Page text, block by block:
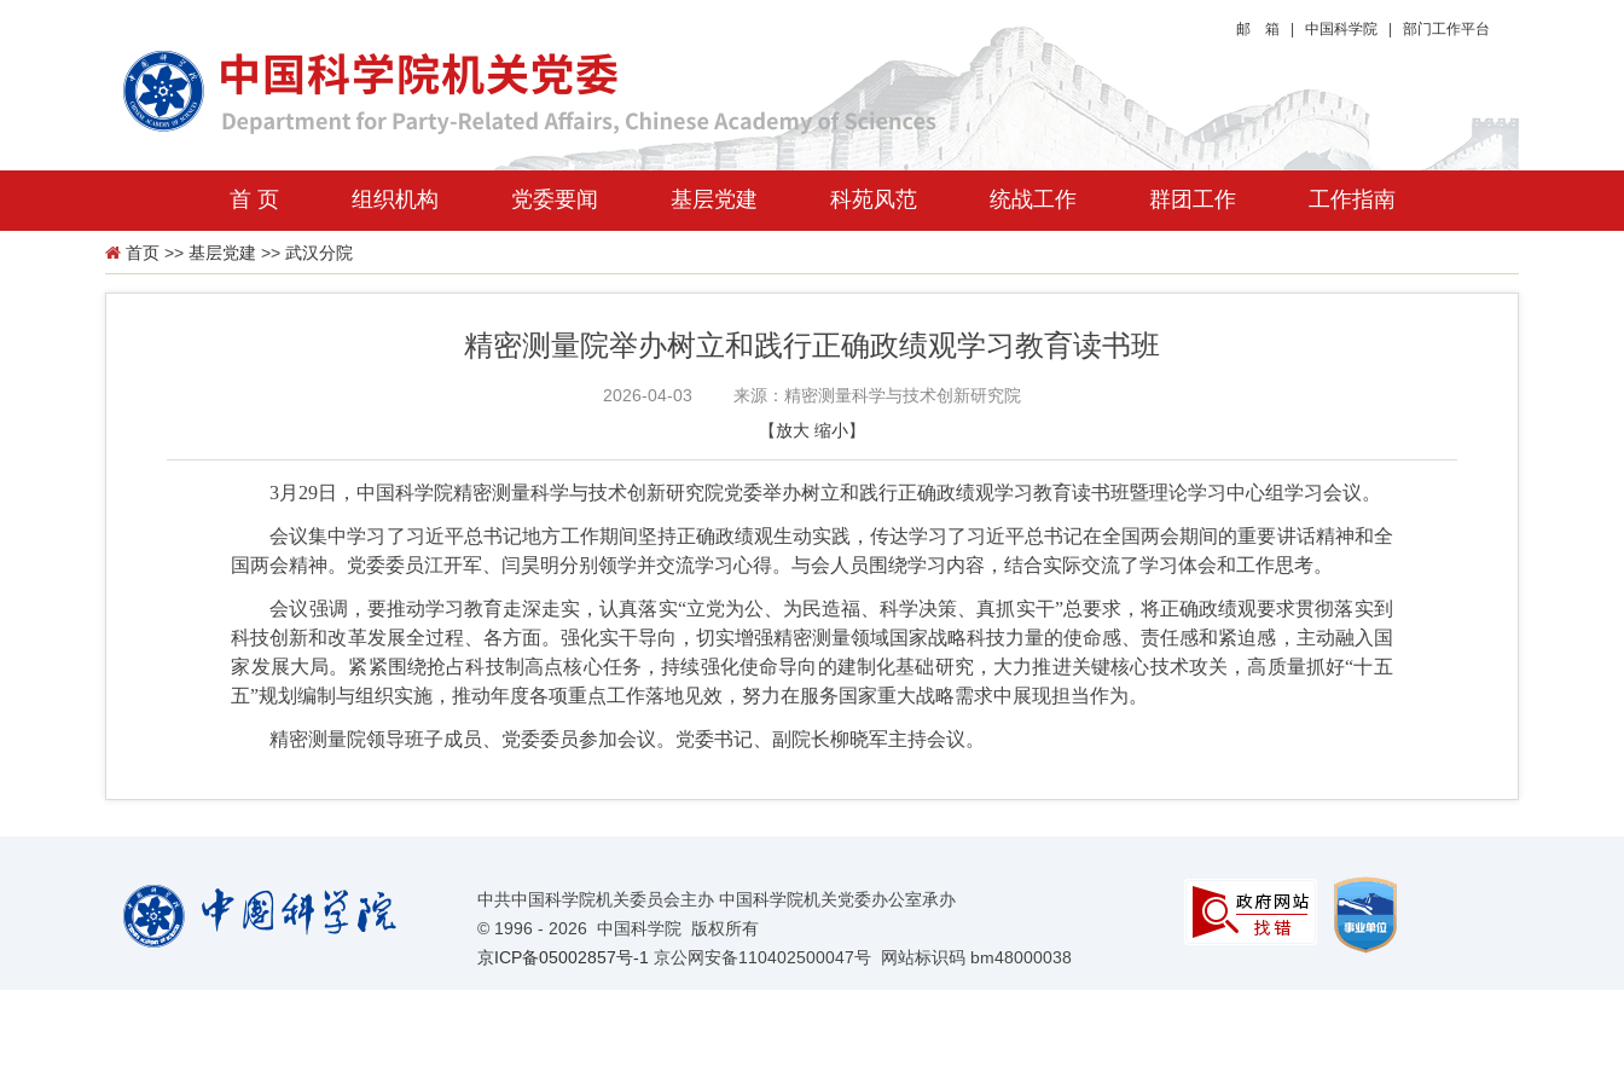
邮 箱 中国科学院 部门工作平台
首 页 组织机构 党委要闻 基层党建 科苑风范 统战工作 群团工作 工作指南
首页 >> 基层党建 >> 武汉分院
精密测量院举办树立和践行正确政绩观学习教育读书班
2026-04-03
来源：精密测量科学与技术创新研究院
【放大 缩小】
3月29日，中国科学院精密测量科学与技术创新研究院党委举办树立和践行正确政绩观学习教育读书班暨理论学习中心组学习会议。
会议集中学习了习近平总书记地方工作期间坚持正确政绩观生动实践，传达学习了习近平总书记在全国两会期间的重要讲话精神和全
国两会精神。党委委员江开军、闫昊明分别领学并交流学习心得。与会人员围绕学习内容，结合实际交流了学习体会和工作思考。
会议强调，要推动学习教育走深走实，认真落实“立党为公、为民造福、科学决策、真抓实干”总要求，将正确政绩观要求贯彻落实到
科技创新和改革发展全过程、各方面。强化实干导向，切实增强精密测量领域国家战略科技力量的使命感、责任感和紧迫感，主动融入国
家发展大局。紧紧围绕抢占科技制高点核心任务，持续强化使命导向的建制化基础研究，大力推进关键核心技术攻关，高质量抓好“十五
五”规划编制与组织实施，推动年度各项重点工作落地见效，努力在服务国家重大战略需求中展现担当作为。
精密测量院领导班子成员、党委委员参加会议。党委书记、副院长柳晓军主持会议。
中共中国科学院机关委员会主办 中国科学院机关党委办公室承办
© 1996 - 2026 中国科学院 版权所有
京ICP备05002857号-1 京公网安备110402500047号 网站标识码 bm48000038